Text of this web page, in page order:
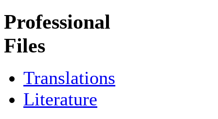
Professional
Files
Translations
Literature